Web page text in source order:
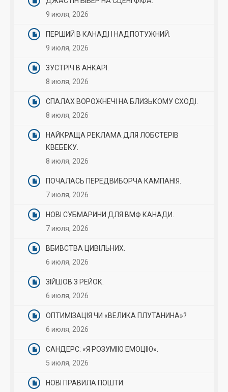
9 июля, 2026
ПЕРШИЙ В КАНАДІ І НАДПОТУЖНИЙ.
9 июля, 2026
ЗУСТРІЧ В АНКАРІ.
8 июля, 2026
СПАЛАХ ВОРОЖНЕЧІ НА БЛИЗЬКОМУ СХОДІ.
8 июля, 2026
НАЙКРАЩА РЕКЛАМА ДЛЯ ЛОБСТЕРІВ
КВЕБЕКУ.
8 июля, 2026
ПОЧАЛАСЬ ПЕРЕДВИБОРЧА КАМПАНІЯ.
7 июля, 2026
НОВІ СУБМАРИНИ ДЛЯ ВМФ КАНАДИ.
7 июля, 2026
ВБИВСТВА ЦИВІЛЬНИХ.
6 июля, 2026
ЗІЙШОВ З РЕЙОК.
6 июля, 2026
ОПТИМІЗАЦІЯ ЧИ «ВЕЛИКА ПЛУТАНИНА»?
6 июля, 2026
САНДЕРС: «Я РОЗУМІЮ ЕМОЦІЮ».
5 июля, 2026
НОВІ ПРАВИЛА ПОШТИ.